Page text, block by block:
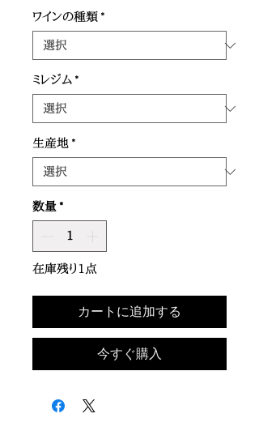
ワインの種類 *
ミレジム *
生産地 *
数量 *
在庫残り1点
カートに追加する
今すぐ購入